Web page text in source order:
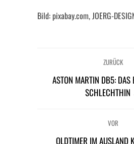
Bild: pixabay.com, JOERG-
ZURÜCK
ASTON MARTIN DB5:
VOR
OLDTIMER IM AUSLAND